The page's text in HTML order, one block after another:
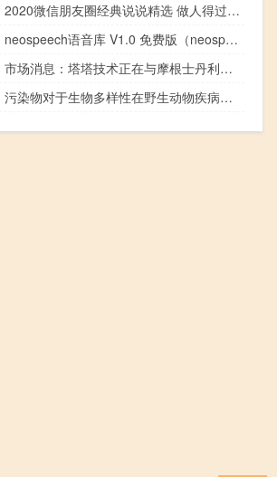
2020微信朋友圈经典说说精选 做人得过且过不必斤斤计较
neospeech语音库 V1.0 免费版（neospeech语音库 V1.0 免费版功能简介）
市场消息：塔塔技术正在与摩根士丹利就首次公开募股进行谈判
污染物对于生物多样性在野生动物疾病传播中的作用很重要